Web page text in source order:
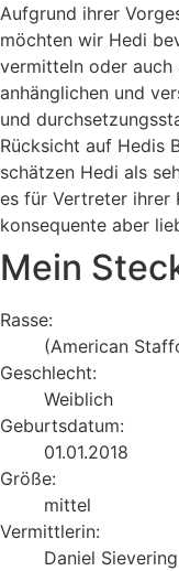
Aufgrund ihrer
möchten wir Hedi
vermitteln oder auch
anhänglichen und
und
Rücksicht auf Hedis
schätzen Hedi als
es für Vertreter ihrer
konsequente aber
Mein
Rasse:
(American
Geschlecht:
Weiblich
Geburtsdatum:
01.01.2018
Größe:
mittel
Vermittlerin:
Daniel Sievering